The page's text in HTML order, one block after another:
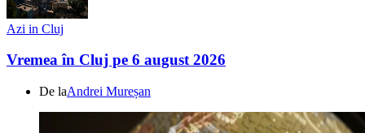
Azi in Cluj
Vremea în Cluj pe 6 august 2026
De laAndrei Mureșan